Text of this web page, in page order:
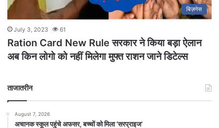
बिज़नेस
July 3, 2023 61
Ration Card New Rule सरकार ने किया बड़ा ऐलान
अब किन लोगो को नहीं मिलेगा मुफ्त राशन जाने डिटेल्स
ताजातरीन
August 7, 2026
अचानक स्कूल पहुंचे अफसर, बच्चों को मिला ‘सरप्राइज’